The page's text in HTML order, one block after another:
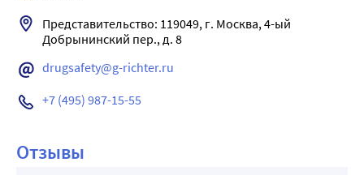
Представительство: 119049, г. Москва, 4-ый
Добрынинский пер., д. 8
drugsafety@g-richter.ru
+7 (495) 987-15-55
Отзывы